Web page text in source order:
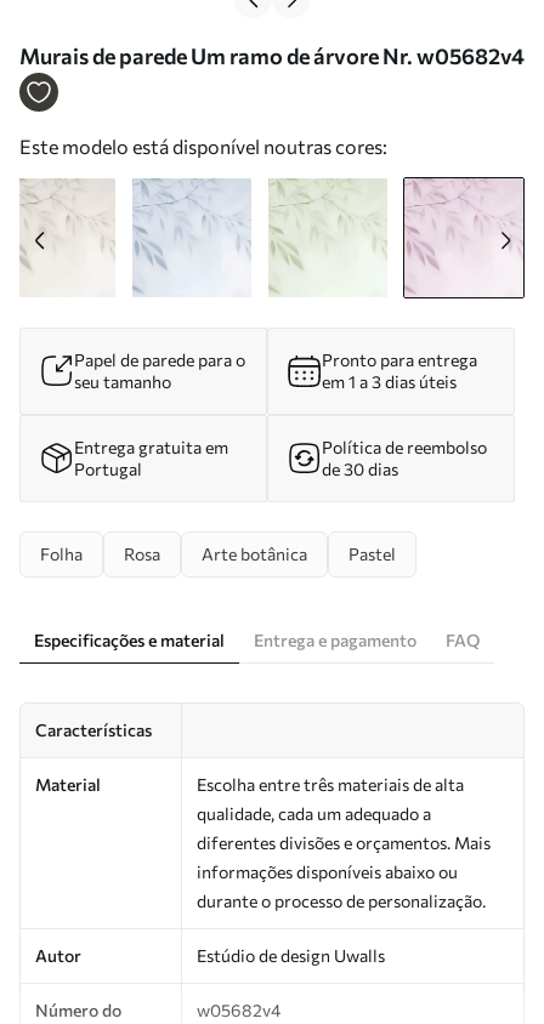
Murais de parede Um ramo de árvore Nr. w05682v4
Este modelo está disponível noutras cores:
Papel de parede para o
seu tamanho
Pronto para entrega
em 1 a 3 dias úteis
Entrega gratuita em
Portugal
Política de reembolso
de 30 dias
Folha Rosa Arte botânica Pastel
Especificações e material Entrega e pagamento FAQ
Características
Material
Escolha entre três materiais de alta
qualidade, cada um adequado a
diferentes divisões e orçamentos. Mais
informações disponíveis abaixo ou
durante o processo de personalização.
Autor Estúdio de design Uwalls
Número do
w05682v4